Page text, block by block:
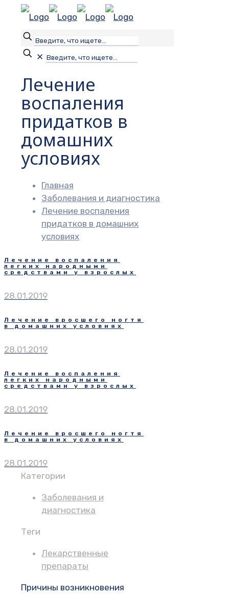
✕
Лечение
воспаления
придатков в
домашних
условиях
Главная
Заболевания и диагностика
Лечение воспаления
придатков в домашних
условиях
Лечение воспаления
легких народными
средствами у взрослых
28.01.2019
Лечение вросшего ногтя
в домашних условиях
28.01.2019
Лечение воспаления
легких народными
средствами у взрослых
28.01.2019
Лечение вросшего ногтя
в домашних условиях
28.01.2019
Категории
Заболевания и
диагностика
Теги
Лекарственные
препараты
Причины возникновения